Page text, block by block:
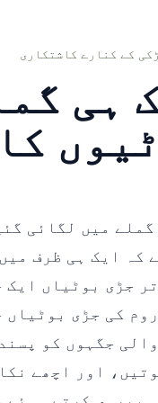
کے کنارے کاشتکاری
ہی
گملے میں لگائی
کہ ایک ہی ظرف
جڑی بوٹیاں
کی جڑی
جگہوں کو
اور اچھے